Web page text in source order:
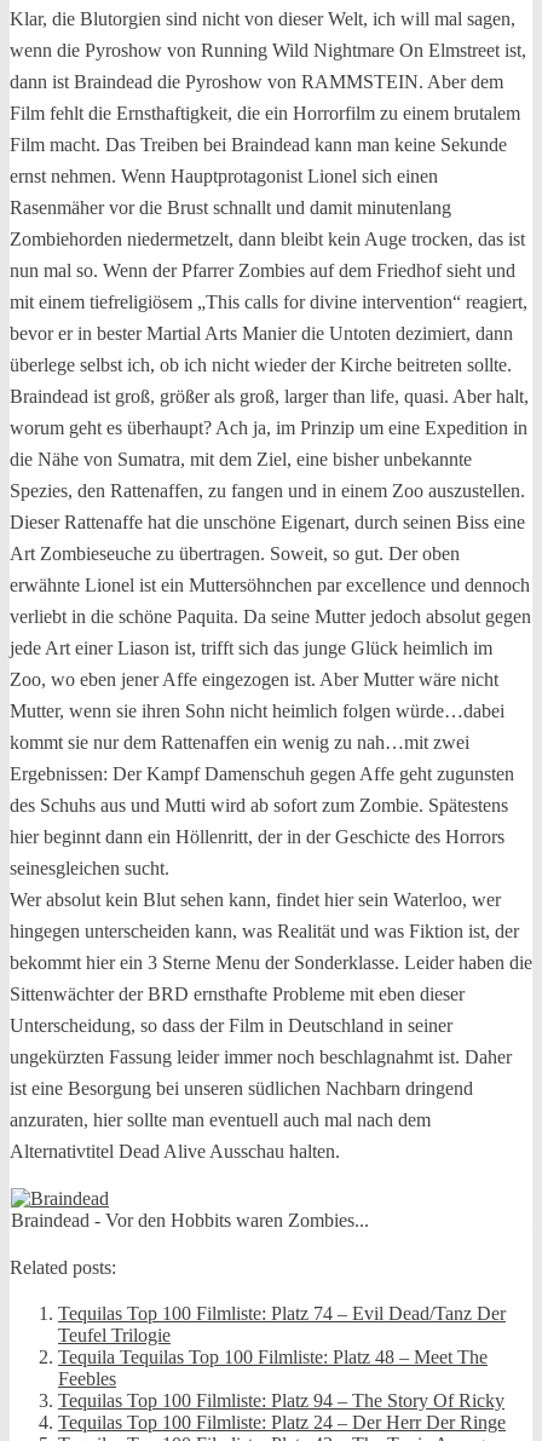
Klar, die Blutorgien sind nicht von dieser Welt, ich will mal sagen,
wenn die Pyroshow von Running Wild Nightmare On Elmstreet ist,
dann ist Braindead die Pyroshow von RAMMSTEIN. Aber dem
Film fehlt die Ernsthaftigkeit, die ein Horrorfilm zu einem brutalem
Film macht. Das Treiben bei Braindead kann man keine Sekunde
ernst nehmen. Wenn Hauptprotagonist Lionel sich einen
Rasenmäher vor die Brust schnallt und damit minutenlang
Zombiehorden niedermetzelt, dann bleibt kein Auge trocken, das ist
nun mal so. Wenn der Pfarrer Zombies auf dem Friedhof sieht und
mit einem tiefreligiösem „This calls for divine intervention“ reagiert,
bevor er in bester Martial Arts Manier die Untoten dezimiert, dann
überlege selbst ich, ob ich nicht wieder der Kirche beitreten sollte.
Braindead ist groß, größer als groß, larger than life, quasi. Aber halt,
worum geht es überhaupt? Ach ja, im Prinzip um eine Expedition in
die Nähe von Sumatra, mit dem Ziel, eine bisher unbekannte
Spezies, den Rattenaffen, zu fangen und in einem Zoo auszustellen.
Dieser Rattenaffe hat die unschöne Eigenart, durch seinen Biss eine
Art Zombieseuche zu übertragen. Soweit, so gut. Der oben
erwähnte Lionel ist ein Muttersöhnchen par excellence und dennoch
verliebt in die schöne Paquita. Da seine Mutter jedoch absolut gegen
jede Art einer Liason ist, trifft sich das junge Glück heimlich im
Zoo, wo eben jener Affe eingezogen ist. Aber Mutter wäre nicht
Mutter, wenn sie ihren Sohn nicht heimlich folgen würde…dabei
kommt sie nur dem Rattenaffen ein wenig zu nah…mit zwei
Ergebnissen: Der Kampf Damenschuh gegen Affe geht zugunsten
des Schuhs aus und Mutti wird ab sofort zum Zombie. Spätestens
hier beginnt dann ein Höllenritt, der in der Geschicte des Horrors
seinesgleichen sucht.
Wer absolut kein Blut sehen kann, findet hier sein Waterloo, wer
hingegen unterscheiden kann, was Realität und was Fiktion ist, der
bekommt hier ein 3 Sterne Menu der Sonderklasse. Leider haben die
Sittenwächter der BRD ernsthafte Probleme mit eben dieser
Unterscheidung, so dass der Film in Deutschland in seiner
ungekürzten Fassung leider immer noch beschlagnahmt ist. Daher
ist eine Besorgung bei unseren südlichen Nachbarn dringend
anzuraten, hier sollte man eventuell auch mal nach dem
Alternativtitel Dead Alive Ausschau halten.
Braindead - Vor den Hobbits waren Zombies...
Related posts:
Tequilas Top 100 Filmliste: Platz 74 – Evil Dead/Tanz Der
Teufel Trilogie
Tequila Tequilas Top 100 Filmliste: Platz 48 – Meet The
Feebles
Tequilas Top 100 Filmliste: Platz 94 – The Story Of Ricky
Tequilas Top 100 Filmliste: Platz 24 – Der Herr Der Ringe